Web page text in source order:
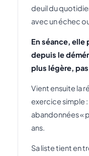
deuil du
avec un échec
En séance, elle
depuis le
plus légère,
Vient ensuite la
exercice simple
abandonnées «
ans.
Sa liste tient en